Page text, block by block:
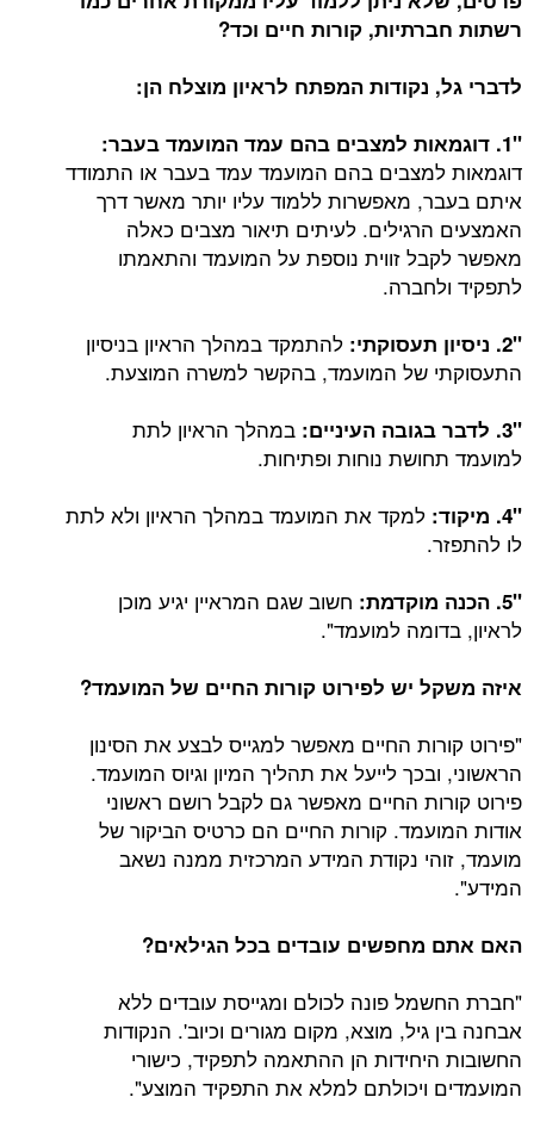
רשתות חברתיות, קורות חיים וכד?
לדברי גל, נקודות המפתח לראיון מוצלח הן:
"1. דוגמאות למצבים בהם עמד המועמד בעבר:
דוגמאות למצבים בהם המועמד עמד בעבר או התמודד
איתם בעבר, מאפשרות ללמוד עליו יותר מאשר דרך
האמצעים הרגילים. לעיתים תיאור מצבים כאלה
מאפשר לקבל זווית נוספת על המועמד והתאמתו
לתפקיד ולחברה.
"2. ניסיון תעסוקתי:
להתמקד במהלך הראיון בניסיון
התעסוקתי של המועמד, בהקשר למשרה המוצעת.
"3. לדבר בגובה העיניים:
במהלך הראיון לתת
למועמד תחושת נוחות ופתיחות.
"4. מיקוד:
למקד את המועמד במהלך הראיון ולא לתת
לו להתפזר.
"5. הכנה מוקדמת:
חשוב שגם המראיין יגיע מוכן
לראיון, בדומה למועמד".
איזה משקל יש לפירוט קורות החיים של המועמד?
"פירוט קורות החיים מאפשר למגייס לבצע את הסינון
הראשוני, ובכך לייעל את תהליך המיון וגיוס המועמד.
פירוט קורות החיים מאפשר גם לקבל רושם ראשוני
אודות המועמד. קורות החיים הם כרטיס הביקור של
מועמד, זוהי נקודת המידע המרכזית ממנה נשאב
המידע".
האם אתם מחפשים עובדים בכל הגילאים?
"חברת החשמל פונה לכולם ומגייסת עובדים ללא
אבחנה בין גיל, מוצא, מקום מגורים וכיוב'. הנקודות
החשובות היחידות הן ההתאמה לתפקיד, כישורי
המועמדים ויכולתם למלא את התפקיד המוצע".